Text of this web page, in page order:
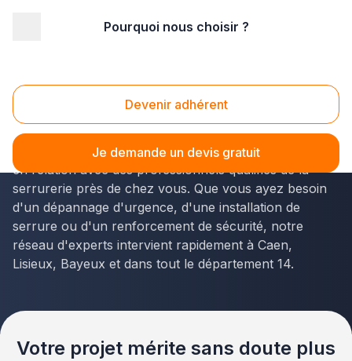
Pourquoi nous choisir ?
Devenir adhérent
Je demande un devis gratuit
Serrurerie Calvados (14)
Vous recherchez unartisan serrurier de confiance
dans le Calvados? La solution Plus que pro vous met
en relation avec des professionnels qualifiés de la
serrurerie près de chez vous. Que vous ayez besoin
d'un dépannage d'urgence, d'une installation de
serrure ou d'un renforcement de sécurité, notre
réseau d'experts intervient rapidement à Caen,
Lisieux, Bayeux et dans tout le département 14.
Votre projet mérite sans doute plus